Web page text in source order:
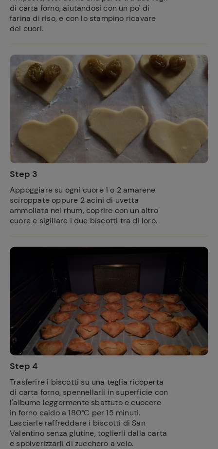
di carta forno, aiutandosi con un po' di
farina di riso, e con lo stampino ricavare
dei cuori.
Step 3
Appoggiare su ogni cuore 1 o 2 amarene
sciroppate oppure 2 acini di uvetta
ammollata nel rhum, coprire con un altro
cuore e sigillare i due biscotti tra di loro.
Step 4
Trasferire i biscotti su una teglia ricoperta
di carta forno, spennellarli in superficie con
l'albume leggermente sbattuto e cuocere
in forno caldo a 180°C per 15 minuti.
Lasciarle raffreddare i biscotti di San
Valentino senza glutine, toglierli dalla carta
e spolverizzarli di zucchero a velo.
Ricette
preferite